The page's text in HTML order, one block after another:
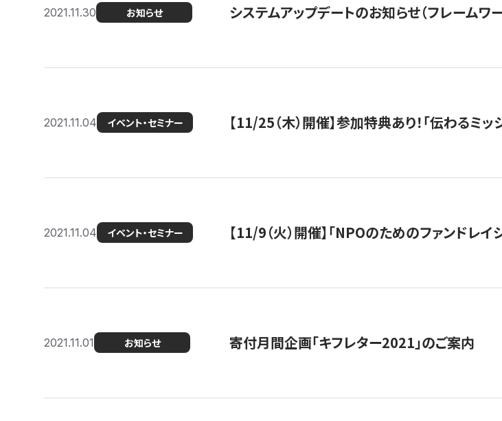
2021.11.30 お知らせ システムアップデートのお知らせ（フレームワ
2021.11.04 イベント・セミナー 【11/25（木）開催】参加特典あり！「伝わる
2021.11.04 イベント・セミナー 【11/9（火）開催】「NPOのためのファンドレ
2021.11.01 お知らせ 寄付月間企画「キフレター2021」のご案内